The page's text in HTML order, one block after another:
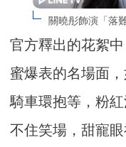
關曉彤飾演「落
官方釋出的花絮
蜜爆表的名場面
騎車環抱等，粉
不住笑場，甜寵